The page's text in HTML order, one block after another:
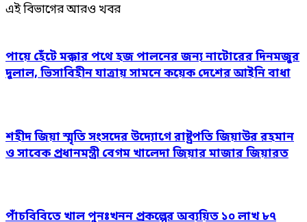
এই বিভাগের আরও খবর
পায়ে হেঁটে মক্কার পথে হজ পালনের জন্য নাটোরের দিনমজুর
দুলাল, ভিসাবিহীন যাত্রায় সামনে কয়েক দেশের আইনি বাধা
শহীদ জিয়া স্মৃতি সংসদের উদ্যোগে রাষ্ট্রপতি জিয়াউর রহমান
ও সাবেক প্রধানমন্ত্রী বেগম খালেদা জিয়ার মাজার জিয়ারত
পাঁচবিবিতে খাল পুনঃখনন প্রকল্পের অব্যয়িত ১০ লাখ ৮৭